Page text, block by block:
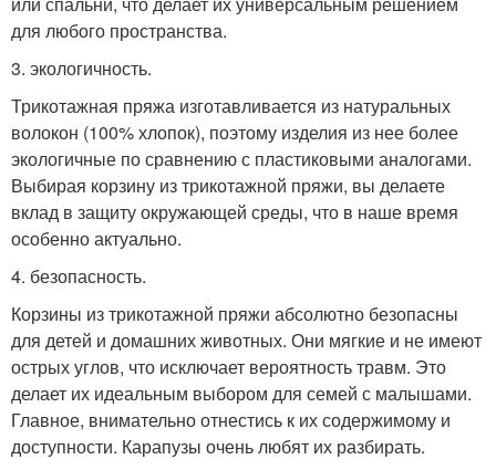
для любого пространства.
3. экологичность.
Трикотажная пряжа изготавливается из натуральных
волокон (100% хлопок), поэтому изделия из нее более
экологичные по сравнению с пластиковыми аналогами.
Выбирая корзину из трикотажной пряжи, вы делаете
вклад в защиту окружающей среды, что в наше время
особенно актуально.
4. безопасность.
Корзины из трикотажной пряжи абсолютно безопасны
для детей и домашних животных. Они мягкие и не имеют
острых углов, что исключает вероятность травм. Это
делает их идеальным выбором для семей с малышами.
Главное, внимательно отнестись к их содержимому и
доступности. Карапузы очень любят их разбирать.